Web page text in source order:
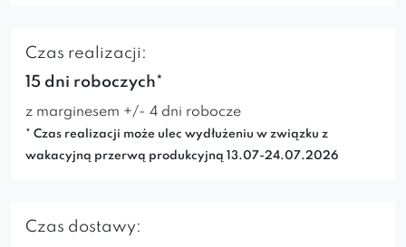
Czas realizacji:
15 dni roboczych*
z marginesem +/- 4 dni robocze
* Czas realizacji może ulec wydłużeniu w związku z
wakacyjną przerwą produkcyjną 13.07-24.07.2026
Czas dostawy: